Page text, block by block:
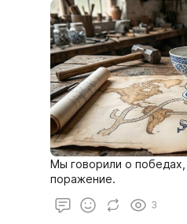
Мы говорили о
поражение.
3